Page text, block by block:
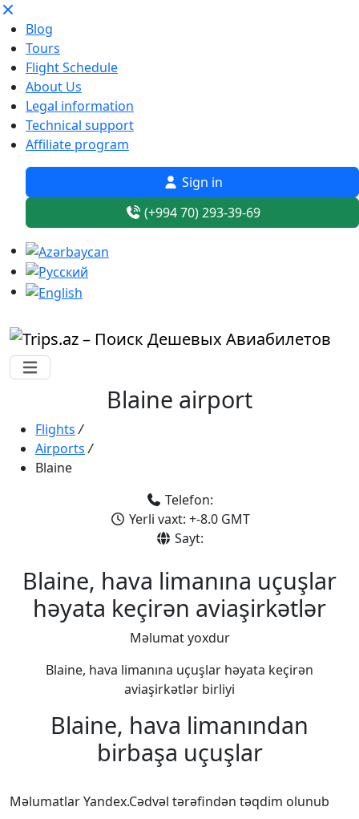
Blog
Tours
Flight Schedule
About Us
Legal information
Technical support
Affiliate program
Sign in
(+994 70) 293-39-69
Blaine airport
Flights /
Airports /
Blaine
Telefon:
Yerli vaxt: +-8.0 GMT
Sayt:
Blaine, hava limanına uçuşlar
həyata keçirən aviaşirkətlər
Məlumat yoxdur
Blaine, hava limanına uçuşlar həyata keçirən
aviaşirkətlər birliyi
Blaine, hava limanından
birbaşa uçuşlar
Məlumatlar Yandex.Cədvəl tərəfindən təqdim olunub